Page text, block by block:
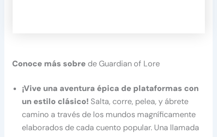
Conoce más sobre de Guardian of Lore
¡Vive una aventura épica de plataformas con
un estilo clásico! Salta, corre, pelea, y ábrete
camino a través de los mundos magníficamente
elaborados de cada cuento popular. Una llamada